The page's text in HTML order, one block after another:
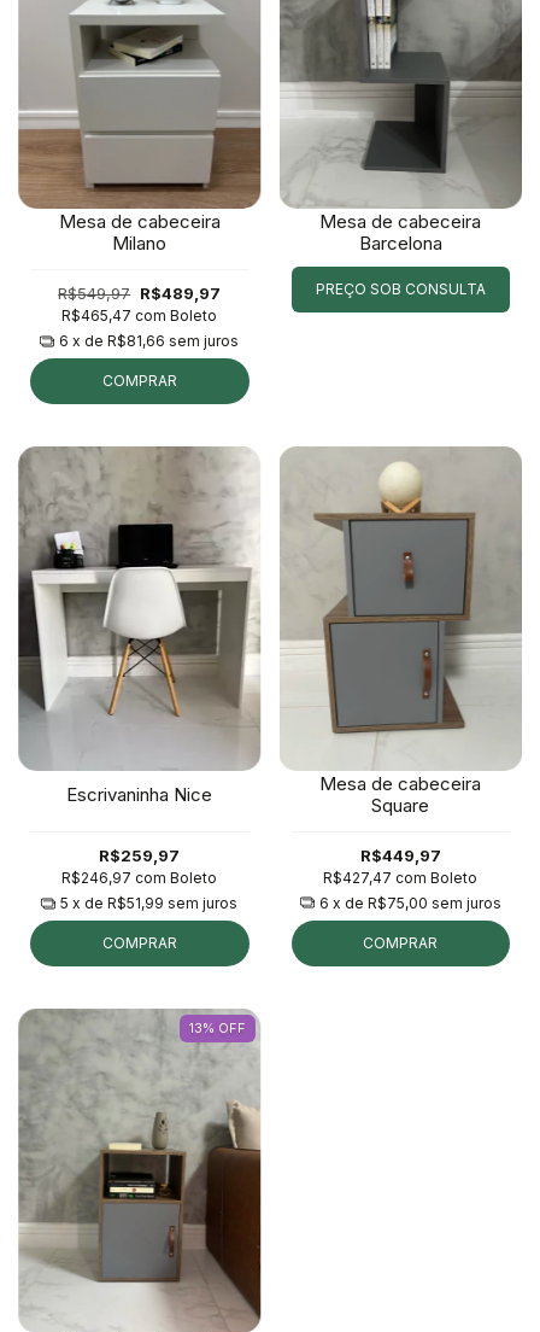
Mesa de cabeceira
Milano
R$549,97 R$489,97
R$465,47com Boleto
6 x deR$81,66 sem juros
COMPRAR
Mesa de cabeceira
Barcelona
PREÇO SOB CONSULTA
Escrivaninha Nice
R$259,97
R$246,97com Boleto
5 x deR$51,99 sem juros
COMPRAR
Mesa de cabeceira
Square
R$449,97
R$427,47com Boleto
6 x de R$75,00 sem juros
COMPRAR
13% OFF